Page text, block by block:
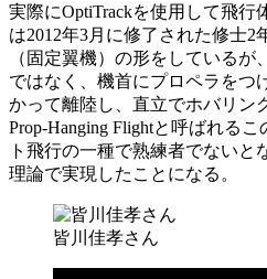
実際にOptiTrackを使用して飛
は2012年3月に修了された修士
（固定翼機）の形をしている
ではなく、機首にプロペラをつ
かって離陸し、直立でホバリン
Prop-Hanging Flightと呼ばれる
ト飛行の一種で熟練者でないと
理論で実現したことになる。
皆川佳孝さん